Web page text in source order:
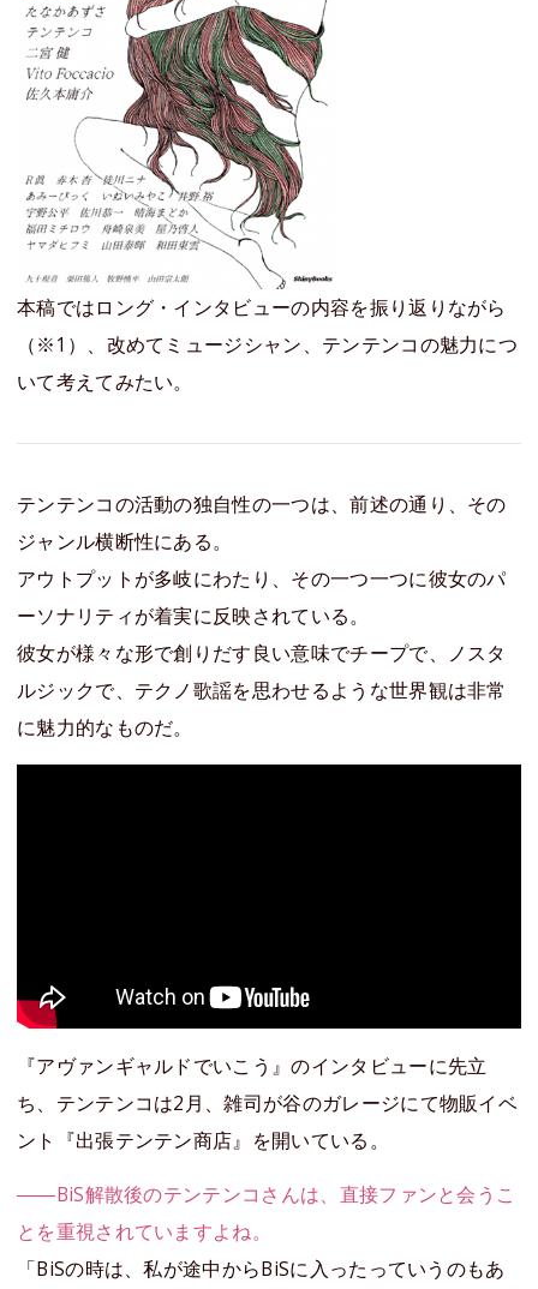
本稿ではロング・インタビューの内容を振り返りながら
（※1）、改めてミュージシャン、テンテンコの魅力につ
いて考えてみたい。
テンテンコの活動の独自性の一つは、前述の通り、その
ジャンル横断性にある。
アウトプットが多岐にわたり、その一つ一つに彼女のパ
ーソナリティが着実に反映されている。
彼女が様々な形で創りだす良い意味でチープで、ノスタ
ルジックで、テクノ歌謡を思わせるような世界観は非常
に魅力的なものだ。
『アヴァンギャルドでいこう』のインタビューに先立
ち、テンテンコは2月、雑司が谷のガレージにて物販イベ
ント『出張テンテン商店』を開いている。
――BiS解散後のテンテンコさんは、直接ファンと会うこ
とを重視されていますよね。
「BiSの時は、私が途中からBiSに入ったっていうのもあ